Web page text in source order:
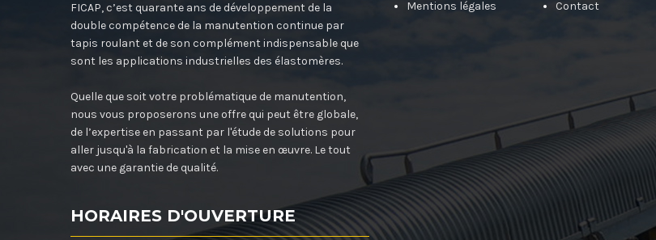
FICAP, c’est quarante ans de développement de la
double compétence de la manutention continue par
tapis roulant et de son complément indispensable que
sont les applications industrielles des élastomères.
Quelle que soit votre problématique de manutention,
nous vous proposerons une offre qui peut être globale,
de l’expertise en passant par l'étude de solutions pour
aller jusqu'à la fabrication et la mise en œuvre. Le tout
avec une garantie de qualité.
HORAIRES D'OUVERTURE
Mentions légales Contact